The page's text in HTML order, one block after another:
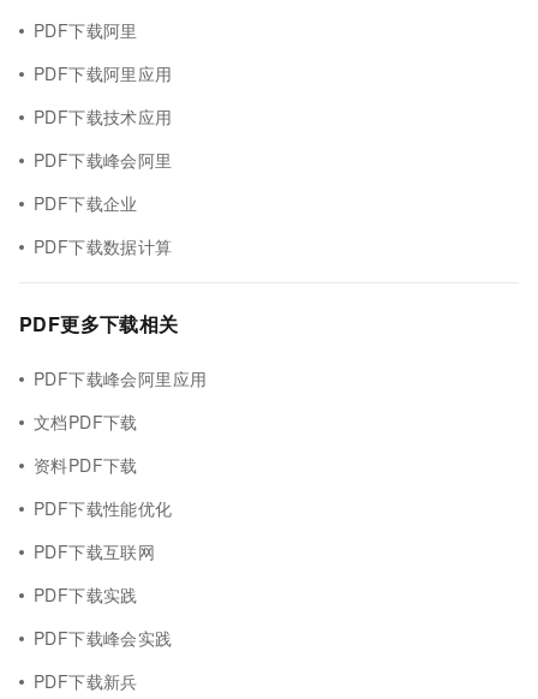
PDF下载阿里
PDF下载阿里应用
PDF下载技术应用
PDF下载峰会阿里
PDF下载企业
PDF下载数据计算
PDF更多下载相关
PDF下载峰会阿里应用
文档PDF下载
资料PDF下载
PDF下载性能优化
PDF下载互联网
PDF下载实践
PDF下载峰会实践
PDF下载新兵